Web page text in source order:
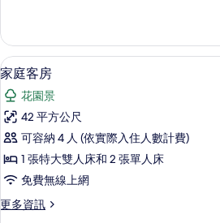
片
(Romantic)
的
詳
情
顯
示
家
庭
客
房
的
所
家庭
6
家庭客房
花園景
42 平方公尺
可容納 4 人 (依實際入住人數計費)
1 張特大雙人床和 2 張單人床
免費無線上網
更多資訊
更